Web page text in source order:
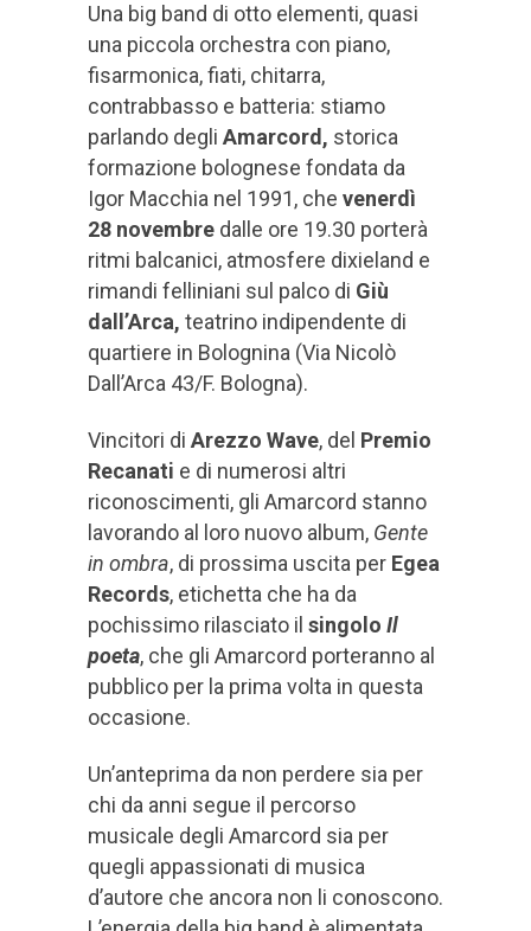
Una big band di otto elementi, quasi
una piccola orchestra con piano,
fisarmonica, fiati, chitarra,
contrabbasso e batteria: stiamo
parlando degli Amarcord, storica
formazione bolognese fondata da
Igor Macchia nel 1991, che venerdì
28 novembre dalle ore 19.30 porterà
ritmi balcanici, atmosfere dixieland e
rimandi felliniani sul palco di Giù
dall’Arca, teatrino indipendente di
quartiere in Bolognina (Via Nicolò
Dall’Arca 43/F. Bologna).
Vincitori di Arezzo Wave, del Premio
Recanati e di numerosi altri
riconoscimenti, gli Amarcord stanno
lavorando al loro nuovo album, Gente
in ombra, di prossima uscita per Egea
Records, etichetta che ha da
pochissimo rilasciato il singolo Il
poeta, che gli Amarcord porteranno al
pubblico per la prima volta in questa
occasione.
Un’anteprima da non perdere sia per
chi da anni segue il percorso
musicale degli Amarcord sia per
quegli appassionati di musica
d’autore che ancora non li conoscono.